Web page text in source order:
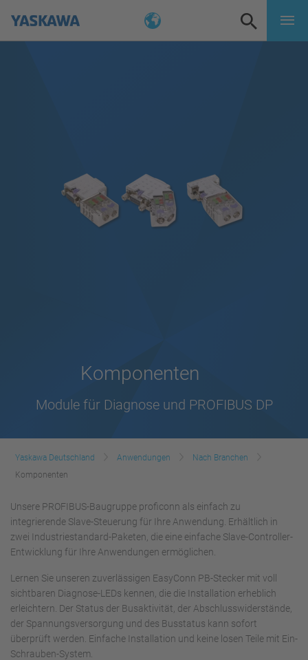
Komponenten
Module für Diagnose und PROFIBUS DP
Yaskawa Deutschland Anwendungen
Nach Branchen
Komponenten
Unsere PROFIBUS-Baugruppe proficonn als einfach zu
integrierende Slave-Steuerung für Ihre Anwendung. Erhältlich in
zwei Industriestandard-Paketen, die eine einfache Slave-Controller-
Entwicklung für Ihre Anwendungen ermöglichen.
Lernen Sie unseren zuverlässigen EasyConn PB-Stecker mit voll
sichtbaren Diagnose-LEDs kennen, die die Installation erheblich
erleichtern. Der Status der Busaktivität, der Abschlusswiderstände,
der Spannungsversorgung und des Busstatus kann sofort
überprüft werden. Einfache Installation und keine losen Teile mit Ein-
Schrauben-System.